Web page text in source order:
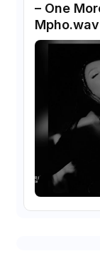
– One